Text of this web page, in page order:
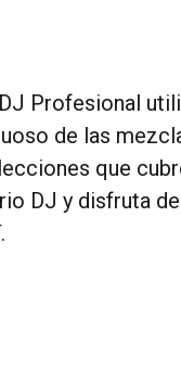
Profesional
de las
que
DJ y disfruta